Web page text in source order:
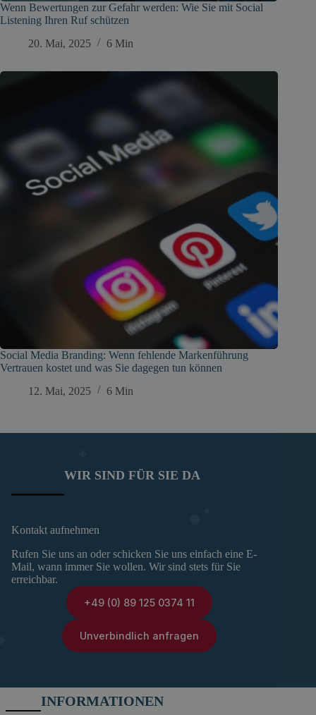
Wenn Bewertungen zur Gefahr werden: Wie Sie mit Social
Listening Ihren Ruf schützen
20. Mai, 2025
6 Min
Social Media Branding: Wenn fehlende Markenführung
Vertrauen kostet und was Sie dagegen tun können
12. Mai, 2025
6 Min
WIR SIND FÜR SIE DA
Kontakt aufnehmen
Rufen Sie uns an oder schicken Sie uns einfach eine E-
Mail, wann immer Sie wollen. Wir sind stets für Sie
erreichbar.
+49 (0) 89 125 0374 11
Unverbindlich anfragen
INFORMATIONEN